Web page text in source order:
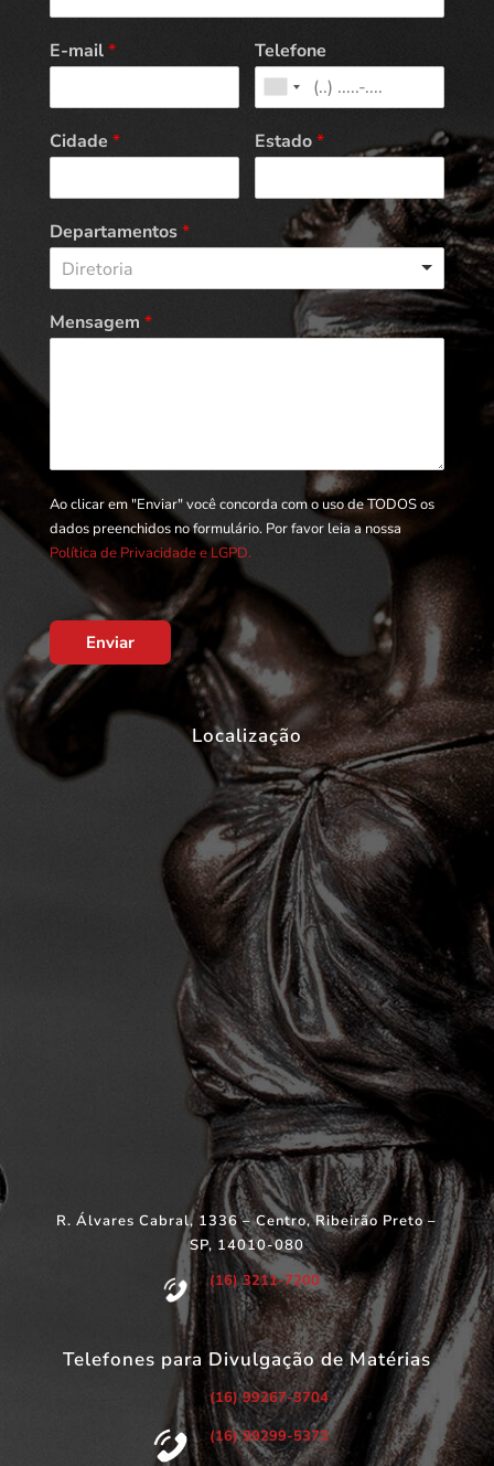
E-mail* Telefone
Cidade * Estado*
Departamentos*
Diretoria
Mensagem *
Ao clicar em "Enviar" você concorda com o uso de TODOS os
dados preenchidos no formulário. Por favor leia a nossa
Política de Privacidade e LGPD.
Enviar
Localização
R. Álvares Cabral, 1336 – Centro, Ribeirão Preto –
SP, 14010-080
(16) 3211-7200
Telefones para Divulgação de Matérias
(16) 99267-3704
(16) 99299-5373